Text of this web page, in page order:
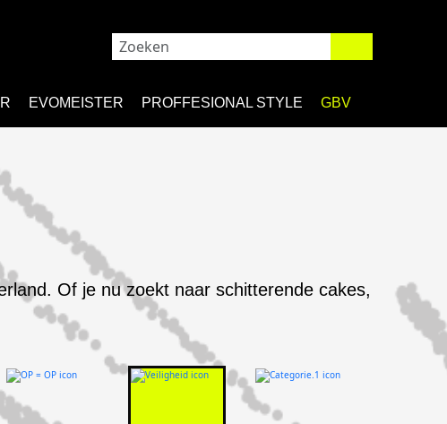
EVOMEISTER PROFFESIONAL STYLE GBV
Of je nu zoekt naar schitterende cakes,